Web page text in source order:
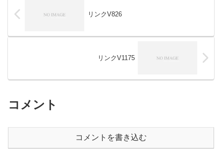
リンクV826
リンクV1175
コメント
コメントを書き込む